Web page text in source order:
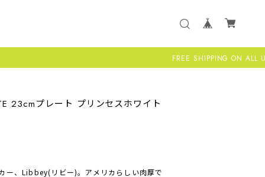
FREE SHIPPING ON ALL US
23cmプレート プリンセスホワイト
ー、Libbey(リビー)。アメリカらしい肉厚で